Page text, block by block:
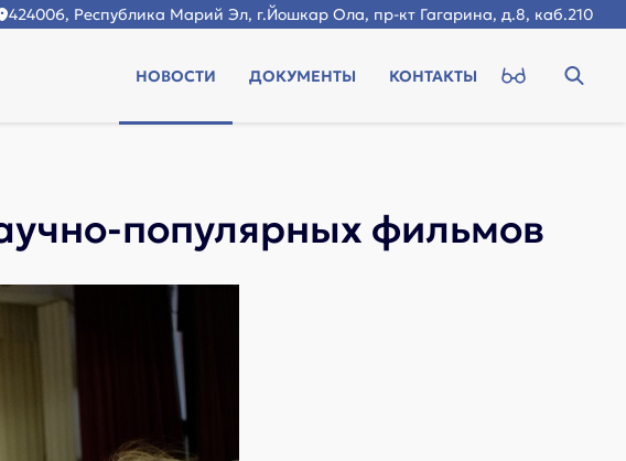
424006, Республика Марий Эл, г.Йошкар Ола, пр-кт Гагарина, д.8, каб.210
НОВОСТИ ДОКУМЕНТЫ КОНТАКТЫ
популярных фильмов